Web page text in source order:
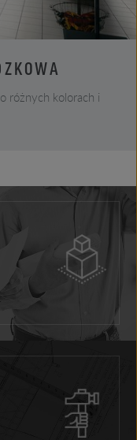
różnych kolorach i